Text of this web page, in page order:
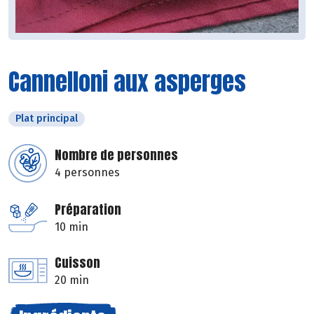
Cannelloni aux asperges
Plat principal
Nombre de personnes
4 personnes
Préparation
10 min
Cuisson
20 min